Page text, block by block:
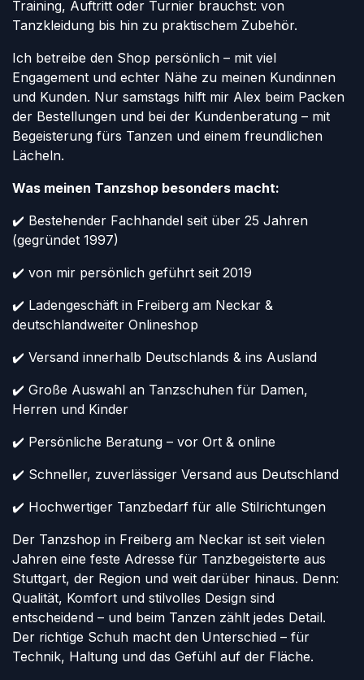
Training, Auftritt oder Turnier brauchst: von
Tanzkleidung bis hin zu praktischem Zubehör.
Ich betreibe den Shop persönlich – mit viel
Engagement und echter Nähe zu meinen Kundinnen
und Kunden. Nur samstags hilft mir Alex beim Packen
der Bestellungen und bei der Kundenberatung – mit
Begeisterung fürs Tanzen und einem freundlichen
Lächeln.
Was meinen Tanzshop besonders macht:
✔️ Bestehender Fachhandel seit über 25 Jahren
(gegründet 1997)
✔️ von mir persönlich geführt seit 2019
✔️ Ladengeschäft in Freiberg am Neckar &
deutschlandweiter Onlineshop
✔️ Versand innerhalb Deutschlands & ins Ausland
✔️ Große Auswahl an Tanzschuhen für Damen,
Herren und Kinder
✔️ Persönliche Beratung – vor Ort & online
✔️ Schneller, zuverlässiger Versand aus Deutschland
✔️ Hochwertiger Tanzbedarf für alle Stilrichtungen
Der Tanzshop in Freiberg am Neckar ist seit vielen
Jahren eine feste Adresse für Tanzbegeisterte aus
Stuttgart, der Region und weit darüber hinaus. Denn:
Qualität, Komfort und stilvolles Design sind
entscheidend – und beim Tanzen zählt jedes Detail.
Der richtige Schuh macht den Unterschied – für
Technik, Haltung und das Gefühl auf der Fläche.